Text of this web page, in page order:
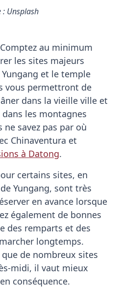
: Unsplash
Comptez au minimum
les sites majeurs
et le temple
vous permettront de
dans la vieille ville et
les montagnes
savez pas par où
Chinaventura et
à Datong.
certains sites, en
Yungang, sont très
en avance lorsque
également de bonnes
des remparts et des
longtemps.
que de nombreux sites
midi, il vaut mieux
conséquence.